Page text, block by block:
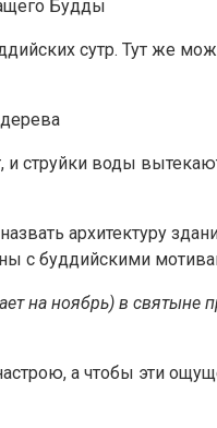
сутр. Тут же
струйки воды
архитектуру
с буддийскими
на ноябрь) в святыне
а чтобы эти